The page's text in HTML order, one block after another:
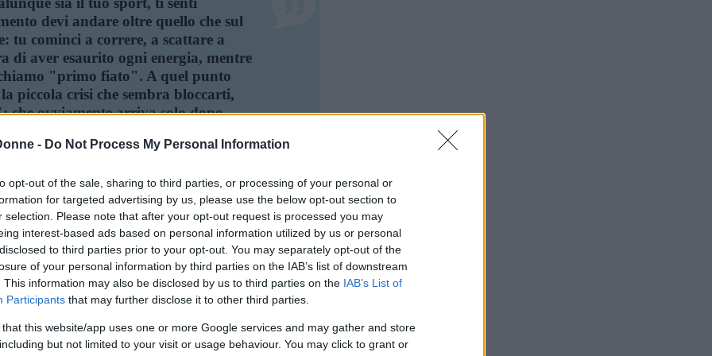
- Do Not Process My Personal Information
opt-out of the sale, sharing to third parties, or processing of your personal or
for targeted advertising by us, please use the below opt-out section to
selection. Please note that after your opt-out request is processed you may
interest-based ads based on personal information utilized by us or personal
to third parties prior to your opt-out. You may separately opt-out of the
of your personal information by third parties on the IAB’s list of downstream
This information may also be disclosed by us to third parties on the IAB’s List of
Participants that may further disclose it to other third parties.
that this website/app uses one or more Google services and may gather and store
but not limited to your visit or usage behaviour. You may click to grant or
devi andare oltre quello che sul
tu cominci a correre, a scattare a
di aver esaurito ogni energia, mentre
"primo fiato". A quel punto
piccola crisi che sembra bloccarti,
ovviamente arriva solo dopo
l'allenatore dà lo stop senti il
sembra che debba scoppiarti nel
suo ritmo normale in meno di due
che apri una tabaccheria o tenti di
vuol dire che hai sbagliato
Sul Tabacco Frasi Sull'allenamento
Frasi Sulla Corsa
Sulla Sofferenza
Frasi Sulle Vertigini
Frasi Sullo Sport
Di
Johan Cruijff
di color rosso acceso, donde